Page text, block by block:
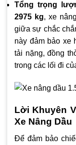
Tổng trọng
2975 kg, xe
giữa sự chắc
này đảm bảo xe
tải nặng, đồng
trong các lối đi
Lời Khuyên
Xe Nâng Dầu
Để đảm bảo